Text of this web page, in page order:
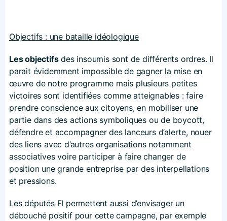
Objectifs : une bataille idéologique
Les objectifsdes insoumis sont de différents ordres. Il
parait évidemment impossible de gagner la mise en
œuvre de notre programme mais plusieurs petites
victoires sont identifiées comme atteignables : faire
prendre conscience aux citoyens, en mobiliser une
partie dans des actions symboliques ou de boycott,
défendre et accompagner des lanceurs d’alerte, nouer
des liens avec d’autres organisations notamment
associatives voire participer à faire changer de
position une grande entreprise par des interpellations
et pressions.
Les députés FI permettent aussi d’envisager un
débouché positif pour cette campagne, par exemple